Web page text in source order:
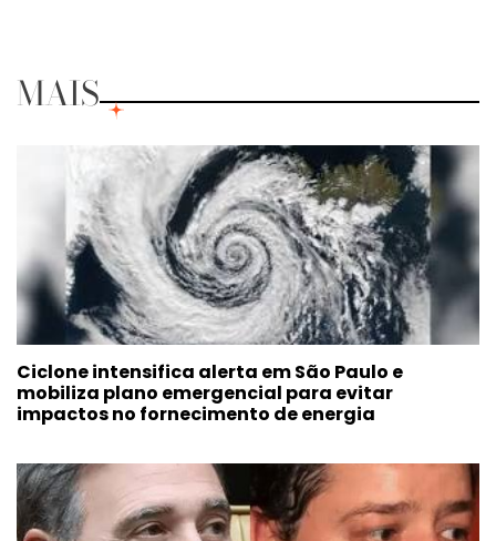
MAIS
Ciclone intensifica alerta em São Paulo e
mobiliza plano emergencial para evitar
impactos no fornecimento de energia